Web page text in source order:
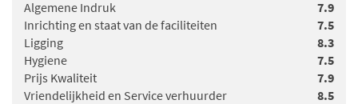
Algemene Indruk
7.9
Inrichting en staat van de faciliteiten
7.5
Ligging
8.3
Hygiene
7.5
Prijs Kwaliteit
7.9
Vriendelijkheid en Service verhuurder
8.5